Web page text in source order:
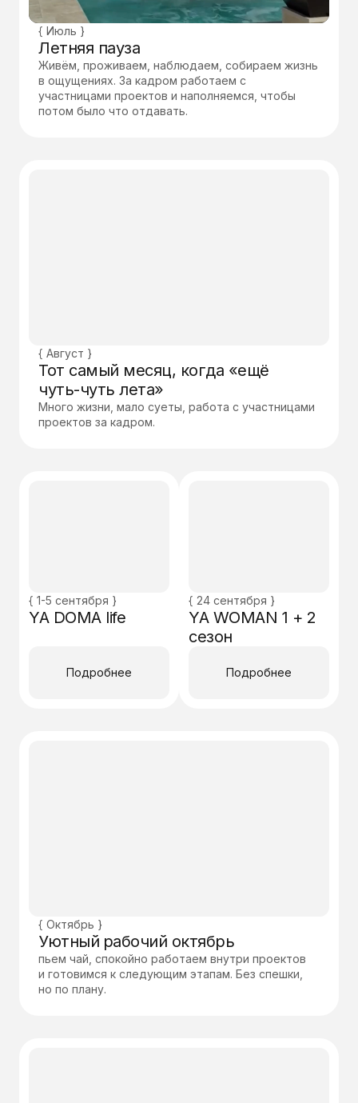
{ Июль }
Летняя пауза
Живём, проживаем, наблюдаем, собираем жизнь
в ощущениях. За кадром работаем с
участницами проектов и наполняемся, чтобы
потом было что отдавать.
{ Август }
Тот самый месяц, когда «ещё
чуть-чуть лета»
Много жизни, мало суеты, работа с участницами
проектов за кадром.
{ 1-5 сентября }
YA DOMA life
Подробнее
{ 24 сентября }
YA WOMAN 1 + 2
сезон
Подробнее
{ Октябрь }
Уютный рабочий октябрь
пьем чай, спокойно работаем внутри проектов
и готовимся к следующим этапам. Без спешки,
но по плану.